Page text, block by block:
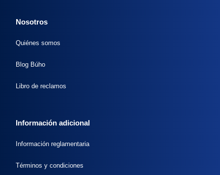
Nosotros
Quiénes somos
Blog Búho
Libro de reclamos
Información adicional
Información reglamentaria
Términos y condiciones